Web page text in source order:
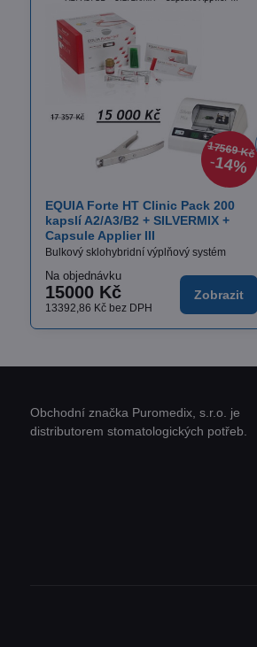
17569 Kč
14%
EQUIA Forte HT Clinic Pack 200
kapslí A2/A3/B2 + SILVERMIX +
Capsule Applier III
Bulkový sklohybridní výplňový systém
Na objednávku
15000 Kč
13392,86 Kč bez DPH
Zobrazit
Obchodní značka Puromedix, s.r.o. je
distributorem stomatologických potřeb.